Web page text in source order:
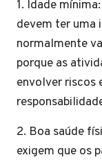
1. Idade
devem ter uma
normalmente
porque as
envolver riscos
2. Boa saúde
exigem que os